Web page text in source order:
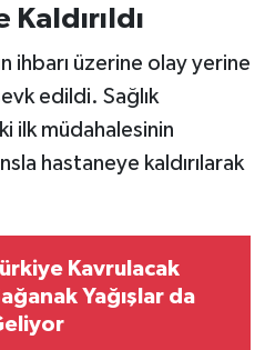
Kaldırıldı
ihbarı üzerine olay yerine
edildi. Sağlık
ilk müdahalesinin
hastaneye kaldırılarak
Kavrulacak
Yağışlar da